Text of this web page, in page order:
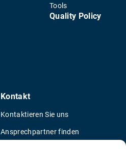
Tools
Quality Policy
Kontakt
Kontaktieren Sie uns
Ansprechpartner finden